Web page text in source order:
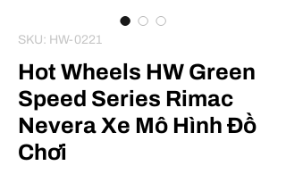
SKU: HW-0221
Hot Wheels HW Green
Speed Series Rimac
Nevera Xe Mô Hình Đồ
Chơi